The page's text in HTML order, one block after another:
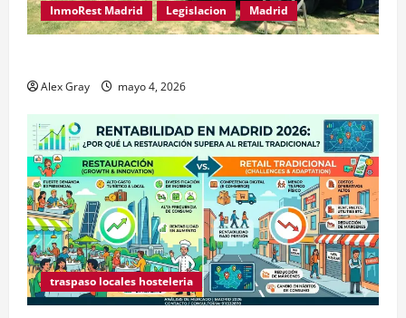
InmoRest Madrid Legislacion Madrid
Alex Gray mayo 4, 2026
traspaso locales hosteleria